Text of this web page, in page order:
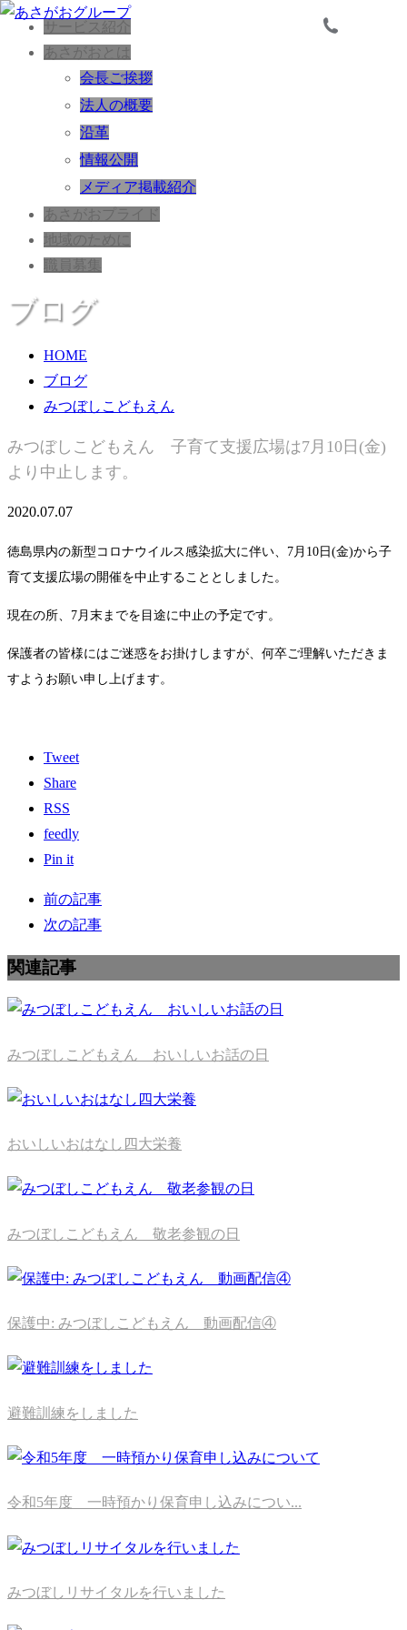
サービス紹介
あさがおとは
会長ご挨拶
法人の概要
沿革
情報公開
メディア掲載紹介
あさがおプライド
地域のために
職員募集
ブログ
HOME
ブログ
みつぼしこどもえん
みつぼしこどもえん 子育て支援広場は7月10日(金)
より中止します。
2020.07.07
徳島県内の新型コロナウイルス感染拡大に伴い、7月10日(金)から子
育て支援広場の開催を中止することとしました。
現在の所、7月末までを目途に中止の予定です。
保護者の皆様にはご迷惑をお掛けしますが、何卒ご理解いただきま
すようお願い申し上げます。
Tweet
Share
RSS
feedly
Pin it
前の記事
次の記事
関連記事
みつぼしこどもえん おいしいお話の日
おいしいおはなし四大栄養
みつぼしこどもえん 敬老参観の日
保護中: みつぼしこどもえん 動画配信④
避難訓練をしました
令和5年度 一時預かり保育申し込みについ...
みつぼしリサイタルを行いました